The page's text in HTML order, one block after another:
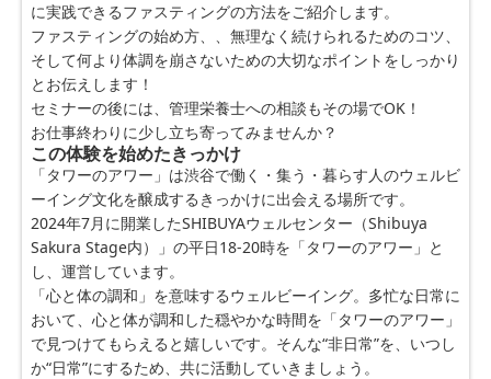
に実践できるファスティングの方法をご紹介します。
ファスティングの始め方、、無理なく続けられるためのコツ、
そして何より体調を崩さないための大切なポイントをしっかり
とお伝えします！
セミナーの後には、管理栄養士への相談もその場でOK！
お仕事終わりに少し立ち寄ってみませんか？
この体験を始めたきっかけ
「タワーのアワー」は渋谷で働く・集う・暮らす人のウェルビ
ーイング文化を醸成するきっかけに出会える場所です。
2024年7月に開業したSHIBUYAウェルセンター（Shibuya
Sakura Stage内）」の平日18-20時を「タワーのアワー」と
し、運営しています。
「心と体の調和」を意味するウェルビーイング。多忙な日常に
おいて、心と体が調和した穏やかな時間を「タワーのアワー」
で見つけてもらえると嬉しいです。そんな“非日常”を、いつし
か“日常”にするため、共に活動していきましょう。